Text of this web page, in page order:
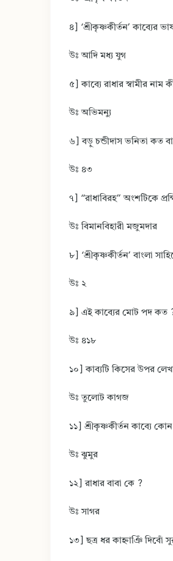
৪] ‘শ্রীকৃষ্ণকীর্তন’ কাব্যের
উঃ আদি মধ্য যুগ
৫] কাব্যে রাধার স্বামীর নাম
উঃ অভিমন্যু
৬] বড়ু চন্ডীদাস ভনিতা কত
উঃ ৪৩
৭] “রাধাবিরহ” অংশটিকে
উঃ বিমানবিহারী মজুমদার
৮] ‘শ্রীকৃষ্ণকীর্তন’ বাংলা
উঃ ২
৯] এই কাব্যের মোট পদ কত
উঃ ৪১৮
১০] কাব্যটি কিসের উপর
উঃ তুলোট কাগজ
১১] শ্রীকৃষ্ণকীর্তন কাব্যে
উঃ ঝুমুর
১২] রাধার বাবা কে ?
উঃ সাগর
১৩] ছত্র ধর কাহ্নাঞিঁ দিবোঁ